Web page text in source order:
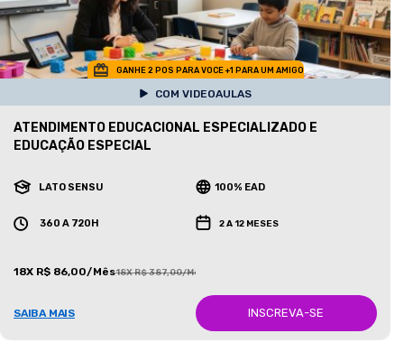
GANHE 2 POS PARA VOCE +1 PARA UM AMIGO
COM VIDEOAULAS
ATENDIMENTO EDUCACIONAL ESPECIALIZADO E
EDUCAÇÃO ESPECIAL
LATO SENSU 100% EAD
360 A 720H 2 A 12 MESES
18X R$ 86,00/Mês18X R$ 387,00/Mês
SAIBA MAIS INSCREVA-SE